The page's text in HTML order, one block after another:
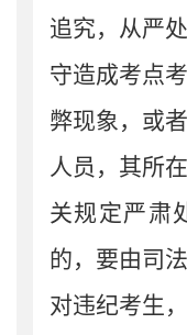
追究，从严
守造成考点
弊现象，或
人员，其所
关规定严肃
的，要由司
对违纪考生